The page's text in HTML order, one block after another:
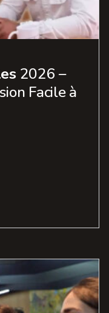
2026 –
Facile à